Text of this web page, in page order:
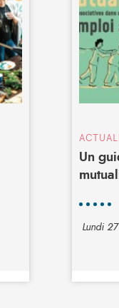
Un
Lundi